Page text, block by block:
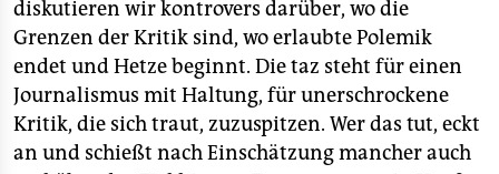
katholische Kirche, die verheiratete PriesterInnen
akzeptiert, altkatholisch. Und eben weil die
Ehelosigkeit der Priester sich in der katholischen
Kirche historisch entwickelt hat, ist sie verhandelbar.
Mit anderen Worten: Ein katholischer Beichtvater ist
in der altkatholischen Kirche schon jetzt zu haben, in
diskutieren wir kontrovers darüber, wo die
Grenzen der Kritik sind, wo erlaubte Polemik
endet und Hetze beginnt. Die taz steht für einen
Journalismus mit Haltung, für unerschrockene
Kritik, die sich traut, zuzuspitzen. Wer das tut, eckt
an und schießt nach Einschätzung mancher auch